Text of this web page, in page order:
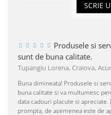
SCRIE
Produsele si
sunt de buna calitate.
Tupangiu Lorena, Craiova,
Buna dimineata! Produsele si
buna calitate si va multumesc
data cadouri placute si
prompta, de asemenea este de